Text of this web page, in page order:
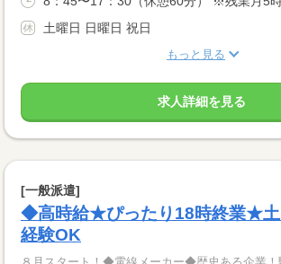
土曜日 日曜日 祝日
もっと見る
求人詳細を見る
[一般派遣]
◆高時給★ぴったり18時終業★土
経験OK